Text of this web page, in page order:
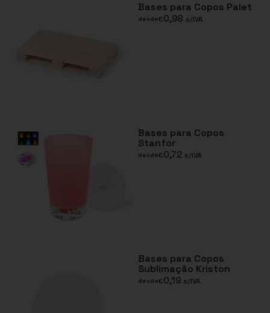
Bases para Copos Palet
desde€0,98 s/IVA
Bases para Copos
Stanfor
desde€0,72 s/IVA
Bases para Copos
Sublimação Kriston
desde€0,19 s/IVA